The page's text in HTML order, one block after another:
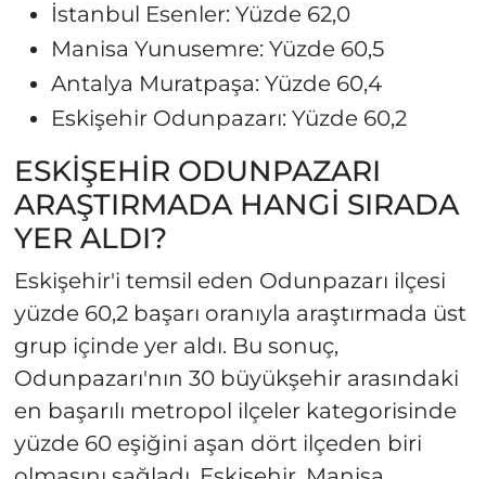
İstanbul Esenler: Yüzde 62,0
Manisa Yunusemre: Yüzde 60,5
Antalya Muratpaşa: Yüzde 60,4
Eskişehir Odunpazarı: Yüzde 60,2
ESKİŞEHİR ODUNPAZARI
ARAŞTIRMADA HANGİ SIRADA
YER ALDI?
Eskişehir'i temsil eden Odunpazarı ilçesi
yüzde 60,2 başarı oranıyla araştırmada üst
grup içinde yer aldı. Bu sonuç,
Odunpazarı'nın 30 büyükşehir arasındaki
en başarılı metropol ilçeler kategorisinde
yüzde 60 eşiğini aşan dört ilçeden biri